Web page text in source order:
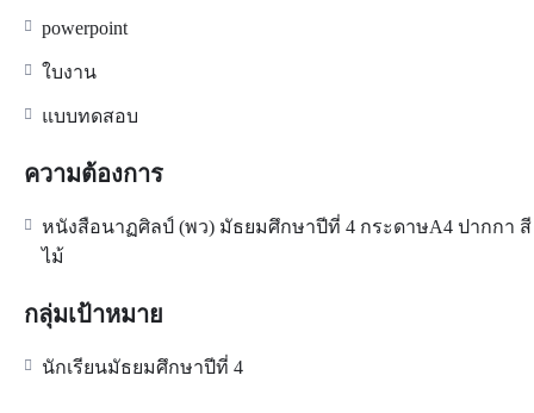
powerpoint
ใบงาน
แบบทดสอบ
ความต้องการ
หนังสือนาฏศิลป์ (พว) มัธยมศึกษาปีที่ 4 กระดาษA4 ปากกา สี
ไม้
กลุ่มเป้าหมาย
นักเรียนมัธยมศึกษาปีที่ 4